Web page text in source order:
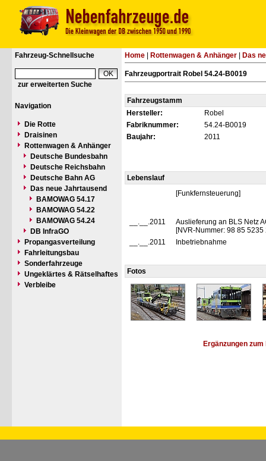
Fahrzeug-Schnellsuche
zur erweiterten Suche
Navigation
Die Rotte
Draisinen
Rottenwagen & Anhänger
Deutsche Bundesbahn
Deutsche Reichsbahn
Deutsche Bahn AG
Das neue Jahrtausend
BAMOWAG 54.17
BAMOWAG 54.22
BAMOWAG 54.24
DB InfraGO
Propangasverteilung
Fahrleitungsbau
Sonderfahrzeuge
Ungeklärtes & Rätselhaftes
Verbleibe
Home Rottenwagen & Anhänger Das
Fahrzeugportrait Robel 54.24-B0019
Fahrzeugstamm
Hersteller:
Robel
Fabriknummer:
54.24-B0019
Baujahr:
2011
Lebenslauf
[Funkfernsteuerung]
__.__.2011
Auslieferung an BLS Netz
[NVR-Nummer: 98 85
__.__.2011
Inbetriebnahme
Fotos
Ergänzungen